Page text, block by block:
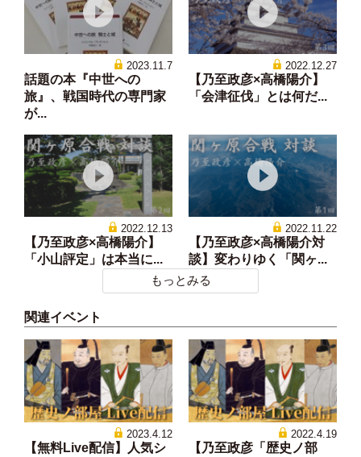
2023.11.7
話題の本『中世への
旅』、戦国時代の専門家
が...
2022.12.27
【乃至政彦×高橋陽介】
「会津征伐」とは何だ...
2022.12.13
【乃至政彦×高橋陽介】
「小山評定」は本当に...
2022.11.22
【乃至政彦×高橋陽介対
談】変わりゆく「関ヶ...
もっとみる
関連イベント
2023.4.12
【無料Live配信】人気シ
2022.4.19
【乃至政彦「歴史ノ部